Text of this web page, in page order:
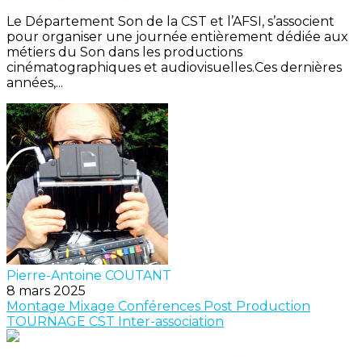
Le Département Son de la CST et l’AFSI, s’associent
pour organiser une journée entièrement dédiée aux
métiers du Son dans les productions
cinématographiques et audiovisuelles.Ces dernières
années,...
Pierre-Antoine COUTANT
8 mars 2025
Montage Mixage Conférences Post Production
TOURNAGE CST Inter-association